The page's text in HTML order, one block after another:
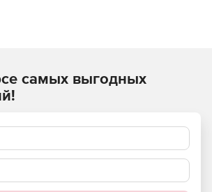
и природного газа
алмазов
самых выгодных